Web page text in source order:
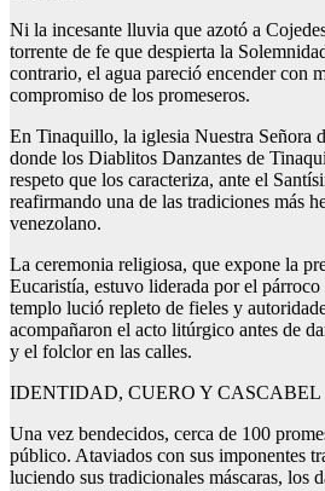
Ni la incesante lluvia que azotó a
torrente de fe que despierta la
contrario, el agua pareció encender con
compromiso de los promeseros.
En Tinaquillo, la iglesia Nuestra Señora
donde los Diablitos Danzantes de
respeto que los caracteriza, ante el
reafirmando una de las tradiciones más
venezolano.
La ceremonia religiosa, que expone la
Eucaristía, estuvo liderada por el
templo lució repleto de fieles y
acompañaron el acto litúrgico antes de
y el folclor en las calles.
IDENTIDAD, CUERO Y CASCABEL
Una vez bendecidos, cerca de 100
público. Ataviados con sus imponentes
luciendo sus tradicionales máscaras, los